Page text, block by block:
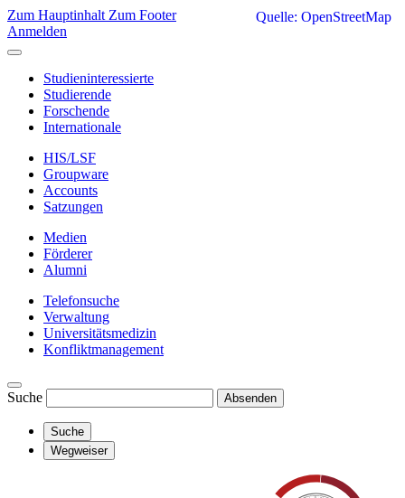
Zum Hauptinhalt Zum Footer
Anmelden
Studieninteressierte
Studierende
Forschende
Internationale
HIS/LSF
Groupware
Accounts
Satzungen
Medien
Förderer
Alumni
Telefonsuche
Verwaltung
Universitätsmedizin
Konfliktmanagement
Suche Absenden
Suche
Wegweiser
Quelle: OpenStreetMap